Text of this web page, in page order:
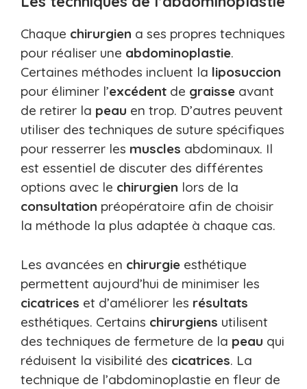
Chaque chirurgien a ses propres techniques
pour réaliser une abdominoplastie.
Certaines méthodes incluent la liposuccion
pour éliminer l’excédent de graisse avant
de retirer la peau en trop. D’autres peuvent
utiliser des techniques de suture spécifiques
pour resserrer les muscles abdominaux. Il
est essentiel de discuter des différentes
options avec le chirurgien lors de la
consultation préopératoire afin de choisir
la méthode la plus adaptée à chaque cas.
Les avancées en chirurgie esthétique
permettent aujourd’hui de minimiser les
cicatrices et d’améliorer les résultats
esthétiques. Certains chirurgiens utilisent
des techniques de fermeture de la peau qui
réduisent la visibilité des cicatrices. La
technique de l’abdominoplastie en fleur de